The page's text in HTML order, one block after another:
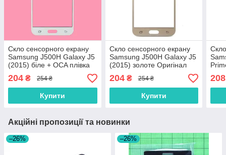
Скло сенсорного екрану
Samsung J500H Galaxy J5
(2015) біле + OCA плівка
Оригінал
204 ₴ 254 ₴
Купити
Скло сенсорного екрану
Samsung J500H Galaxy J5
(2015) золоте Оригінал
204₴ 254 ₴
Купити
208
Акційні пропозиції та новинки
–26% –26%